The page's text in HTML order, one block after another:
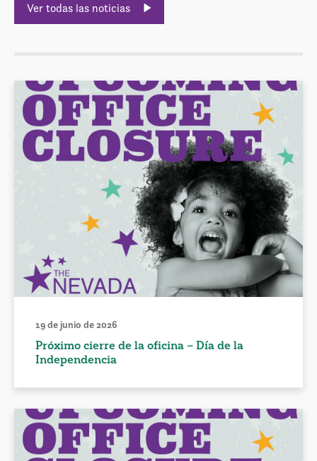
Ver todas las noticias
19 de junio de 2026
Próximo cierre de la oficina – Día de la
Independencia